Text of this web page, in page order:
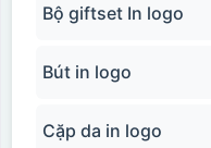
Bộ giftset In logo
Bút in logo
Cặp da in logo